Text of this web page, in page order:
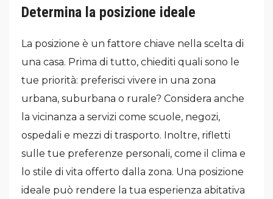
Determina la posizione ideale
La posizione è un fattore chiave nella scelta di
una casa. Prima di tutto, chiediti quali sono le
tue priorità: preferisci vivere in una zona
urbana, suburbana o rurale? Considera anche
la vicinanza a servizi come scuole, negozi,
ospedali e mezzi di trasporto. Inoltre, rifletti
sulle tue preferenze personali, come il clima e
lo stile di vita offerto dalla zona. Una posizione
ideale può rendere la tua esperienza abitativa